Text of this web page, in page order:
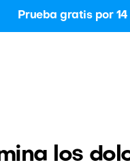
Prueba gratis por
los